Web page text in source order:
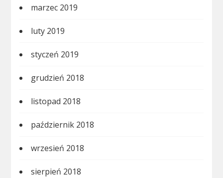
marzec 2019
luty 2019
styczeń 2019
grudzień 2018
listopad 2018
październik 2018
wrzesień 2018
sierpień 2018